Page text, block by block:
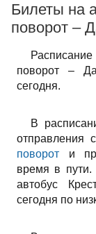
Билеты на
поворот –
поворот –
сегодня.
В
отправления
поворот и
время в пути.
автобус
сегодня по